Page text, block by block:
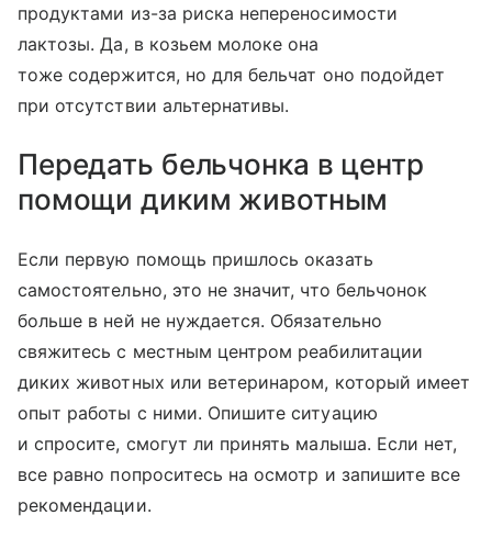
продуктами из-за риска непереносимости
лактозы. Да, в козьем молоке она
тоже содержится, но для бельчат оно подойдет
при отсутствии альтернативы.
Передать бельчонка в центр
помощи диким животным
Если первую помощь пришлось оказать
самостоятельно, это не значит, что бельчонок
больше в ней не нуждается. Обязательно
свяжитесь с местным центром реабилитации
диких животных или ветеринаром, который имеет
опыт работы с ними. Опишите ситуацию
и спросите, смогут ли принять малыша. Если нет,
все равно попроситесь на осмотр и запишите все
рекомендации.